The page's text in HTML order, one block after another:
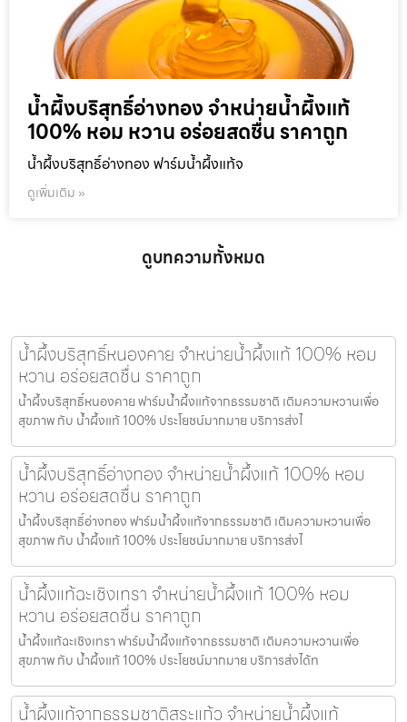
น้ำผึ้งบริสุทธิ์อ่างทอง จำหน่ายน้ำผึ้งแท้
100% หอม หวาน อร่อยสดชื่น ราคาถูก
น้ำผึ้งบริสุทธิ์อ่างทอง ฟาร์มน้ำผึ้งแท้จ
ดูเพิ่มเติม »
ดูบทความทั้งหมด
น้ำผึ้งบริสุทธิ์หนองคาย จำหน่ายน้ำผึ้งแท้ 100% หอม
หวาน อร่อยสดชื่น ราคาถูก
น้ำผึ้งบริสุทธิ์หนองคาย ฟาร์มน้ำผึ้งแท้จากธรรมชาติ เติมความหวานเพื่อ
สุขภาพ กับ น้ำผึ้งแท้ 100% ประโยชน์มากมาย บริการส่งไ
น้ำผึ้งบริสุทธิ์อ่างทอง จำหน่ายน้ำผึ้งแท้ 100% หอม
หวาน อร่อยสดชื่น ราคาถูก
น้ำผึ้งบริสุทธิ์อ่างทอง ฟาร์มน้ำผึ้งแท้จากธรรมชาติ เติมความหวานเพื่อ
สุขภาพ กับ น้ำผึ้งแท้ 100% ประโยชน์มากมาย บริการส่งไ
น้ำผึ้งแท้ฉะเชิงเทรา จำหน่ายน้ำผึ้งแท้ 100% หอม
หวาน อร่อยสดชื่น ราคาถูก
น้ำผึ้งแท้ฉะเชิงเทรา ฟาร์มน้ำผึ้งแท้จากธรรมชาติ เติมความหวานเพื่อ
สุขภาพ กับ น้ำผึ้งแท้ 100% ประโยชน์มากมาย บริการส่งได้ท
น้ำผึ้งแท้จากธรรมชาติสระแก้ว จำหน่ายน้ำผึ้งแท้